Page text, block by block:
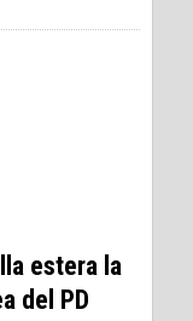
estera la
del PD